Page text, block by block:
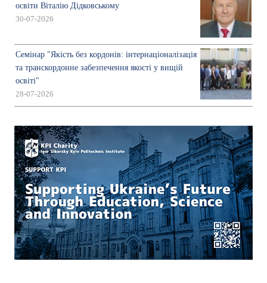
освіти Віталію Дідковському
30-07-2026
Семінар "Якість без кордонів: інтернаціоналізація
та транскордонне забезпечення якості у вищій
освіті"
28-07-2026